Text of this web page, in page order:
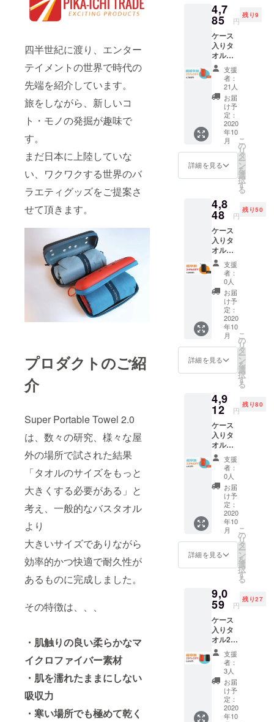
四半世紀に渡り、エンター
テイメントの世界で時代の
先端を紹介しています。
旅をしながら、新しいコ
ト・モノの発掘が趣味で
す。
まだ日本に上陸していな
い、ワクワクする世界のバ
ラエティグッズをご提案さ
せて頂きます。
プロダクトのご紹
介
Super Portable Towel 2.0
は、数々の研究、様々な屋
外の場所で試された結果
「タオルのサイズをもっと
大きくする必要がある」と
考え、一般的なバスタオル
より
大きいサイズでありながら
効率的かつ快適で耐久性が
あるものに完成しました。
その特徴は、、、
・肌触りの良い柔らかなマ
イクロファイバー素材
・肌を濡れたままにしない
吸収力
・寒い場所でも極めて乾く
に楽しくな
るお手伝い
が出来たら
幸いです !
4,7
85 円
残り9
ケース
入りタ
オル一
個 ブ
ラック
ケース&
シル
バータ
オル
ブ
ラッド
オレン
ジケー
ス&ター
コイズ
タオ
ル
(お
好きな
色をお
選び下
さい) 一
般販売
予定価
格 税込
6,380円
の
送料込
み（国
内配
送）と
なりま
す。 ※
皆様の
ご支援
により
量産効
率が向
上した
場合、
正規販
売価格
が販売
予定価
もござ
いま
デザイ
ン・仕
様は変
更にな
る可能
性もご
ざいま
す。ご
了承く
ださ
支援
者：
21人
お届
け予
定：
2020
年10
月
詳細を見る
こ
の
リ
タ
ー
ン
を
選
択
す
る
4,8
48 円
残り50
ケース
入りタ
オル一
個 ブ
ラック
ケース&
シル
バータ
オル
ブ
ラッド
オレン
ジケー
ス&ター
コイズ
タオ
ル
(お
好きな
色をお
選び下
さい) 一
般販売
予定価
格 税込
6,380円
の
送料込
み（国
内配
送）と
なりま
す。 ※
皆様の
ご支援
により
量産効
率が向
上した
場合、
支援
者：
0人
お届
け予
定：
2020
年10
月
詳細を見る
こ
の
リ
タ
ー
ン
を
選
択
す
る
4,9
12 円
残り80
ケース
入りタ
オル一
個 ブ
ラック
ケース&
シル
バータ
オル
ブ
ラッド
オレン
ジケー
ス&ター
コイズ
タオ
ル
(お
好きな
色をお
選び下
さい) 一
般販売
予定価
支援
者：
0人
お届
け予
定：
2020
年10
月
詳細を見る
こ
の
リ
タ
ー
ン
を
選
択
す
る
9,0
59 円
残り27
ケース
入りタ
オル2個
セッ
ト ブ
ラック
ケース&
シル
バータ
オル
支援
者：
3人
お届
け予
定：
2020
年10